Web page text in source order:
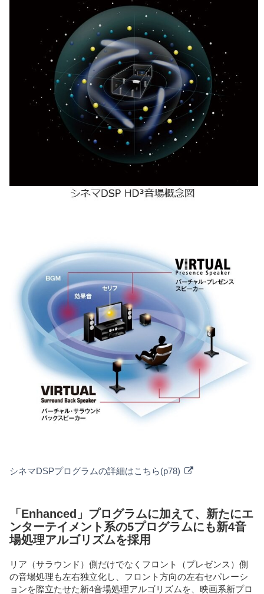
シネマDSPプログラムの詳細はこちら(p78)
「Enhanced」プログラムに加えて、新たにエ
ンターテイメント系の5プログラムにも新4音
場処理アルゴリズムを採用
リア（サラウンド）側だけでなくフロント（プレゼンス）側
の音場処理も左右独立化し、フロント方向の左右セパレーシ
ョンを際立たせた新4音場処理アルゴリズムを、映画系新プロ